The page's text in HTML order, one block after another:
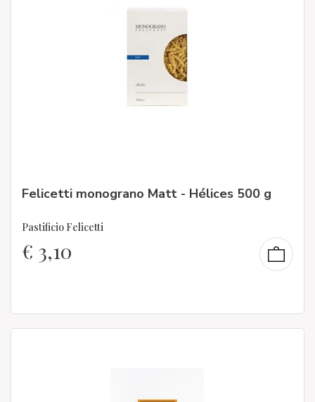
Felicetti monograno Matt - Hélices 500 g
Pastificio Felicetti
€ 3,10